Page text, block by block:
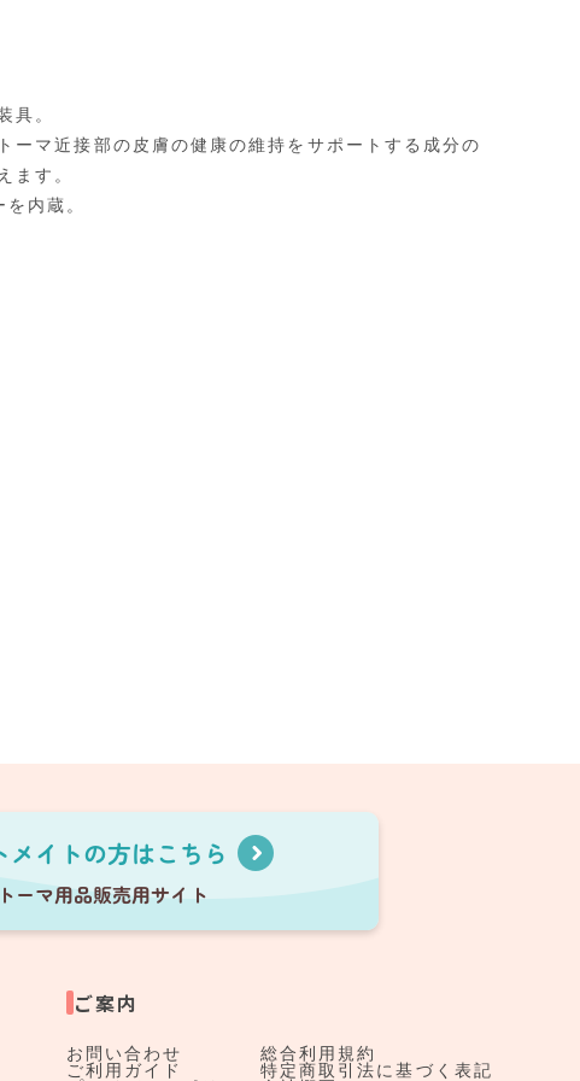
具。
マ近接部の皮膚の健康の維持をサポートする成分の
ます。
内蔵。
ご案内
お問い合わせ
ご利用ガイド
総合利用規約
特定商取引法に基づく表記